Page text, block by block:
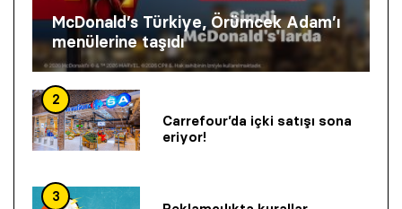
McDonald’s Türkiye, Örümcek Adam’ı
menülerine taşıdı
2
Carrefour’da içki satışı sona
eriyor!
3